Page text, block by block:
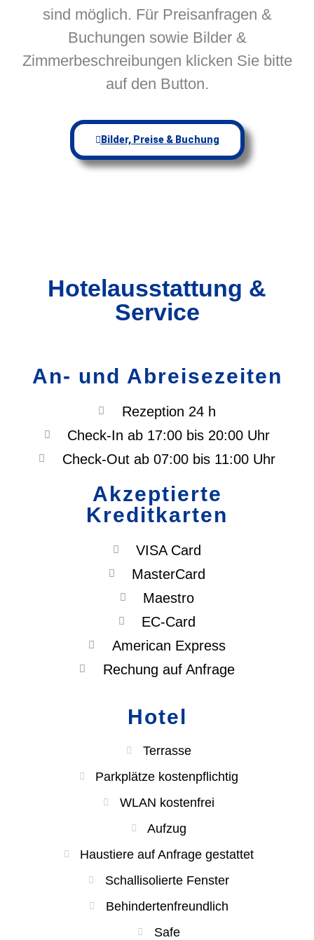
sind möglich. Für Preisanfragen &
Buchungen sowie Bilder &
Zimmerbeschreibungen klicken Sie bitte
auf den Button.
Bilder, Preise & Buchung
Hotelausstattung &
Service
An- und Abreisezeiten
Rezeption 24 h
Check-In ab 17:00 bis 20:00 Uhr
Check-Out ab 07:00 bis 11:00 Uhr
Akzeptierte
Kreditkarten
VISA Card
MasterCard
Maestro
EC-Card
American Express
Rechung auf Anfrage
Hotel
Terrasse
Parkplätze kostenpflichtig
WLAN kostenfrei
Aufzug
Haustiere auf Anfrage gestattet
Schallisolierte Fenster
Behindertenfreundlich
Safe